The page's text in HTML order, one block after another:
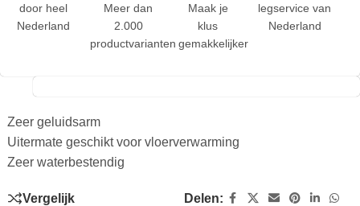
door heel
Nederland
Meer dan
2.000
productvarianten
Maak je
klus
gemakkelijker
legservice van
Nederland
Zeer geluidsarm
Uitermate geschikt voor vloerverwarming
Zeer waterbestendig
Vergelijk Delen: